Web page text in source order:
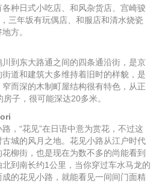
种日式小吃店、和风杂货店、宫崎骏
三年坂有玩偶店、和服店和清水烧瓷
方。
到东大路通之间的四条通沿街，是京
道和建筑大多维持着旧时的样貌，是
而深的木制町屋结构很有特色，从正
子，很可能深达20多米。
，“花见”在日语中意为赏花，不过这
城的风月之地。花见小路从江户时代
柳街，也是现在为数不多的尚能看到
到南长约1公里，当你穿过车水马龙的
的花见小路，就能看见一间间门面精